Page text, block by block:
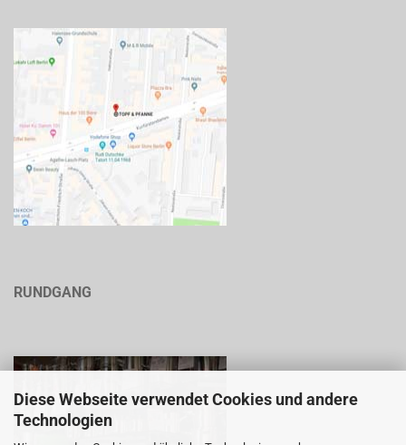
Diese Webseite verwendet Cookies und andere
Technologien
RUNDGANG